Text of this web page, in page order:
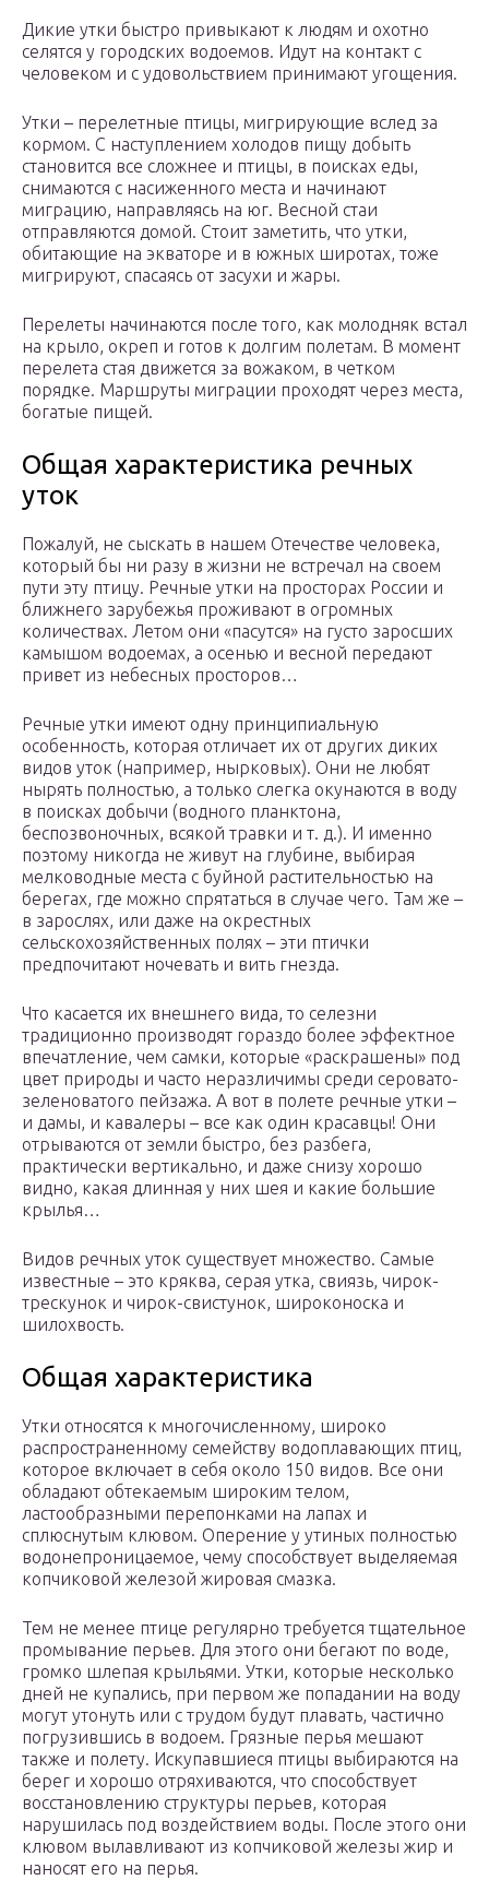
Дикие утки быстро привыкают к людям и охотно
селятся у городских водоемов. Идут на контакт с
человеком и с удовольствием принимают угощения.
Утки – перелетные птицы, мигрирующие вслед за
кормом. С наступлением холодов пищу добыть
становится все сложнее и птицы, в поисках еды,
снимаются с насиженного места и начинают
миграцию, направляясь на юг. Весной стаи
отправляются домой. Стоит заметить, что утки,
обитающие на экваторе и в южных широтах, тоже
мигрируют, спасаясь от засухи и жары.
Перелеты начинаются после того, как молодняк встал
на крыло, окреп и готов к долгим полетам. В момент
перелета стая движется за вожаком, в четком
порядке. Маршруты миграции проходят через места,
богатые пищей.
Общая характеристика речных
уток
Пожалуй, не сыскать в нашем Отечестве человека,
который бы ни разу в жизни не встречал на своем
пути эту птицу. Речные утки на просторах России и
ближнего зарубежья проживают в огромных
количествах. Летом они «пасутся» на густо заросших
камышом водоемах, а осенью и весной передают
привет из небесных просторов…
Речные утки имеют одну принципиальную
особенность, которая отличает их от других диких
видов уток (например, нырковых). Они не любят
нырять полностью, а только слегка окунаются в воду
в поисках добычи (водного планктона,
беспозвоночных, всякой травки и т. д.). И именно
поэтому никогда не живут на глубине, выбирая
мелководные места с буйной растительностью на
берегах, где можно спрятаться в случае чего. Там же –
в зарослях, или даже на окрестных
сельскохозяйственных полях – эти птички
предпочитают ночевать и вить гнезда.
Что касается их внешнего вида, то селезни
традиционно производят гораздо более эффектное
впечатление, чем самки, которые «раскрашены» под
цвет природы и часто неразличимы среди серовато-
зеленоватого пейзажа. А вот в полете речные утки –
и дамы, и кавалеры – все как один красавцы! Они
отрываются от земли быстро, без разбега,
практически вертикально, и даже снизу хорошо
видно, какая длинная у них шея и какие большие
крылья…
Видов речных уток существует множество. Самые
известные – это кряква, серая утка, свиязь, чирок-
трескунок и чирок-свистунок, широконоска и
шилохвость.
Общая характеристика
Утки относятся к многочисленному, широко
распространенному семейству водоплавающих птиц,
которое включает в себя около 150 видов. Все они
обладают обтекаемым широким телом,
ластообразными перепонками на лапах и
сплюснутым клювом. Оперение у утиных полностью
водонепроницаемое, чему способствует выделяемая
копчиковой железой жировая смазка.
Тем не менее птице регулярно требуется тщательное
промывание перьев. Для этого они бегают по воде,
громко шлепая крыльями. Утки, которые несколько
дней не купались, при первом же попадании на воду
могут утонуть или с трудом будут плавать, частично
погрузившись в водоем. Грязные перья мешают
также и полету. Искупавшиеся птицы выбираются на
берег и хорошо отряхиваются, что способствует
восстановлению структуры перьев, которая
нарушилась под воздействием воды. После этого они
клювом вылавливают из копчиковой железы жир и
наносят его на перья.